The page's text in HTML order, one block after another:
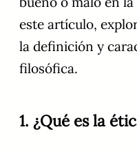
este artículo,
la definición y
filosófica.
1. ¿Qué es la